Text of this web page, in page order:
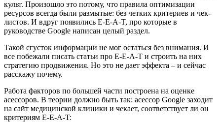
культ. Произошло это потому, что правила оптимизации
ресурсов всегда были размытые: без четких критериев и чек-
листов. И вдруг появились E-E-A-T, про которые в
руководстве Google написан целый раздел.
Такой сгусток информации не мог остаться без внимания. И
все побежали писать статьи про E-E-A-T и строить на них
стратегию продвижения. Но это не дает эффекта – и сейчас
расскажу почему.
Работа факторов по большей части построена на оценке
асессоров. В теории должно быть так: асессор Google заходит
на сайт медицинской клиники и чекает, соответствует ли он
критериям E-E-A-T: